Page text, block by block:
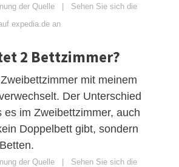
der Quelle | Sehen Sie sich die
expedia.de an
2 Bettzimmer?
mit meinem
Der Unterschied
es im Zweibettzimmer, auch
Doppelbett gibt, sondern
der Quelle | Sehen Sie sich die